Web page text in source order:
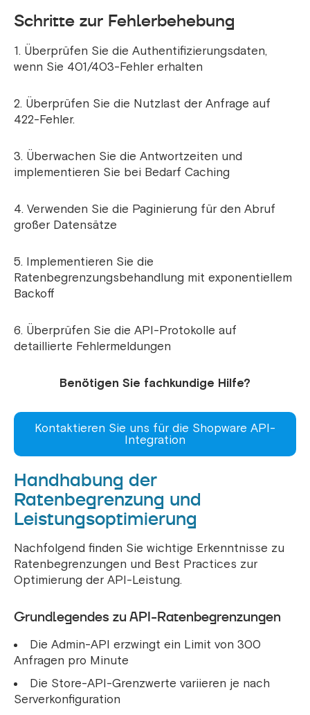
Schritte zur Fehlerbehebung
1. Überprüfen Sie die Authentifizierungsdaten,
wenn Sie 401/403-Fehler erhalten
2. Überprüfen Sie die Nutzlast der Anfrage auf
422-Fehler.
3. Überwachen Sie die Antwortzeiten und
implementieren Sie bei Bedarf Caching
4. Verwenden Sie die Paginierung für den Abruf
großer Datensätze
5. Implementieren Sie die
Ratenbegrenzungsbehandlung mit exponentiellem
Backoff
6. Überprüfen Sie die API-Protokolle auf
detaillierte Fehlermeldungen
Benötigen Sie fachkundige Hilfe?
Kontaktieren Sie uns für die Shopware API-
Integration
Handhabung der
Ratenbegrenzung und
Leistungsoptimierung
Nachfolgend finden Sie wichtige Erkenntnisse zu
Ratenbegrenzungen und Best Practices zur
Optimierung der API-Leistung.
Grundlegendes zu API-Ratenbegrenzungen
Die Admin-API erzwingt ein Limit von 300
Anfragen pro Minute
Die Store-API-Grenzwerte variieren je nach
Serverkonfiguration